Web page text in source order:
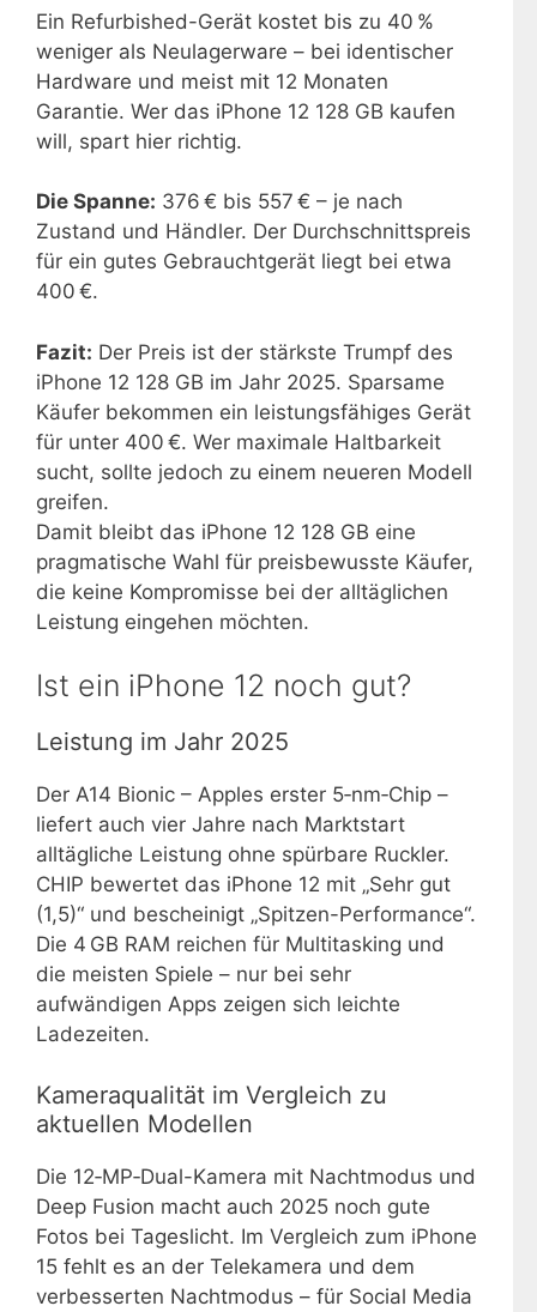
Ein Refurbished-Gerät kostet bis zu 40 %
weniger als Neulagerware – bei identischer
Hardware und meist mit 12 Monaten
Garantie. Wer das iPhone 12 128 GB kaufen
will, spart hier richtig.
Die Spanne: 376 € bis 557 € – je nach
Zustand und Händler. Der Durchschnittspreis
für ein gutes Gebrauchtgerät liegt bei etwa
400 €.
Fazit: Der Preis ist der stärkste Trumpf des
iPhone 12 128 GB im Jahr 2025. Sparsame
Käufer bekommen ein leistungsfähiges Gerät
für unter 400 €. Wer maximale Haltbarkeit
sucht, sollte jedoch zu einem neueren Modell
greifen.
Damit bleibt das iPhone 12 128 GB eine
pragmatische Wahl für preisbewusste Käufer,
die keine Kompromisse bei der alltäglichen
Leistung eingehen möchten.
Ist ein iPhone 12 noch gut?
Leistung im Jahr 2025
Der A14 Bionic – Apples erster 5‑nm‑Chip –
liefert auch vier Jahre nach Marktstart
alltägliche Leistung ohne spürbare Ruckler.
CHIP bewertet das iPhone 12 mit „Sehr gut
(1,5)“ und bescheinigt „Spitzen-Performance“.
Die 4 GB RAM reichen für Multitasking und
die meisten Spiele – nur bei sehr
aufwändigen Apps zeigen sich leichte
Ladezeiten.
Kameraqualität im Vergleich zu
aktuellen Modellen
Die 12‑MP‑Dual-Kamera mit Nachtmodus und
Deep Fusion macht auch 2025 noch gute
Fotos bei Tageslicht. Im Vergleich zum iPhone
15 fehlt es an der Telekamera und dem
verbesserten Nachtmodus – für Social Media